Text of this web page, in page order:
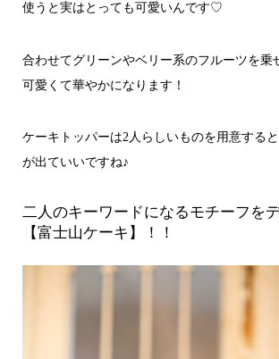
使うと実はとっても可愛いんです♡
合わせてグリーンやベリー系のフルーツを乗
可愛くて華やかになります！
ケーキトッパーは2人らしいものを用意する
が出ていいですね♪
二人のキーワードになるモチーフを
【富士山ケーキ】！！